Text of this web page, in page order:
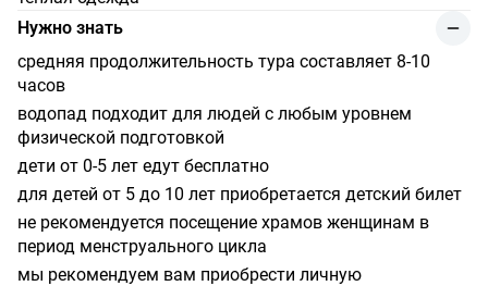
Нужно знать
средняя продолжительность тура составляет 8-10
часов
водопад подходит для людей с любым уровнем
физической подготовкой
дети от 0-5 лет едут бесплатно
для детей от 5 до 10 лет приобретается детский билет
не рекомендуется посещение храмов женщинам в
период менструального цикла
мы рекомендуем вам приобрести личную